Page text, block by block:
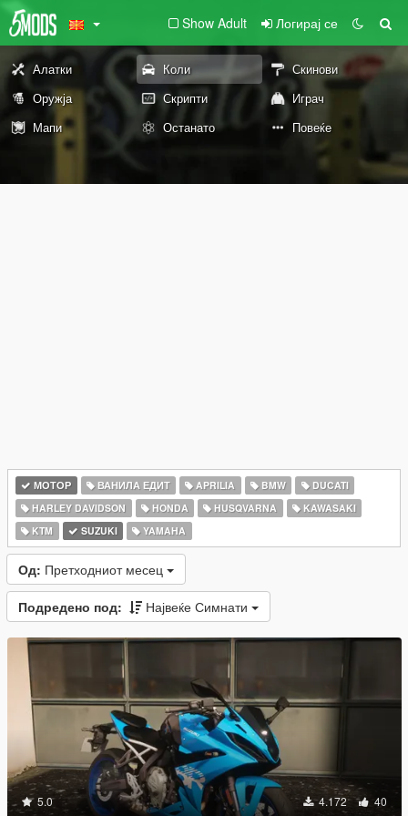
Show Adult Логирај се
Алатки Коли
Скинови
Оружја
Скрипти
Играч
Мапи
Останато Повеќе
МОТОР ВАНИЛА ЕДИТ APRILIA BMW
DUCATI
HARLEY DAVIDSON
HONDA HUSQVARNA
KAWASAKI
KTM
SUZUKI YAMAHA
Од: Претходниот месец
Подредено под: Највеќе Симнати
5.0 4.172 40